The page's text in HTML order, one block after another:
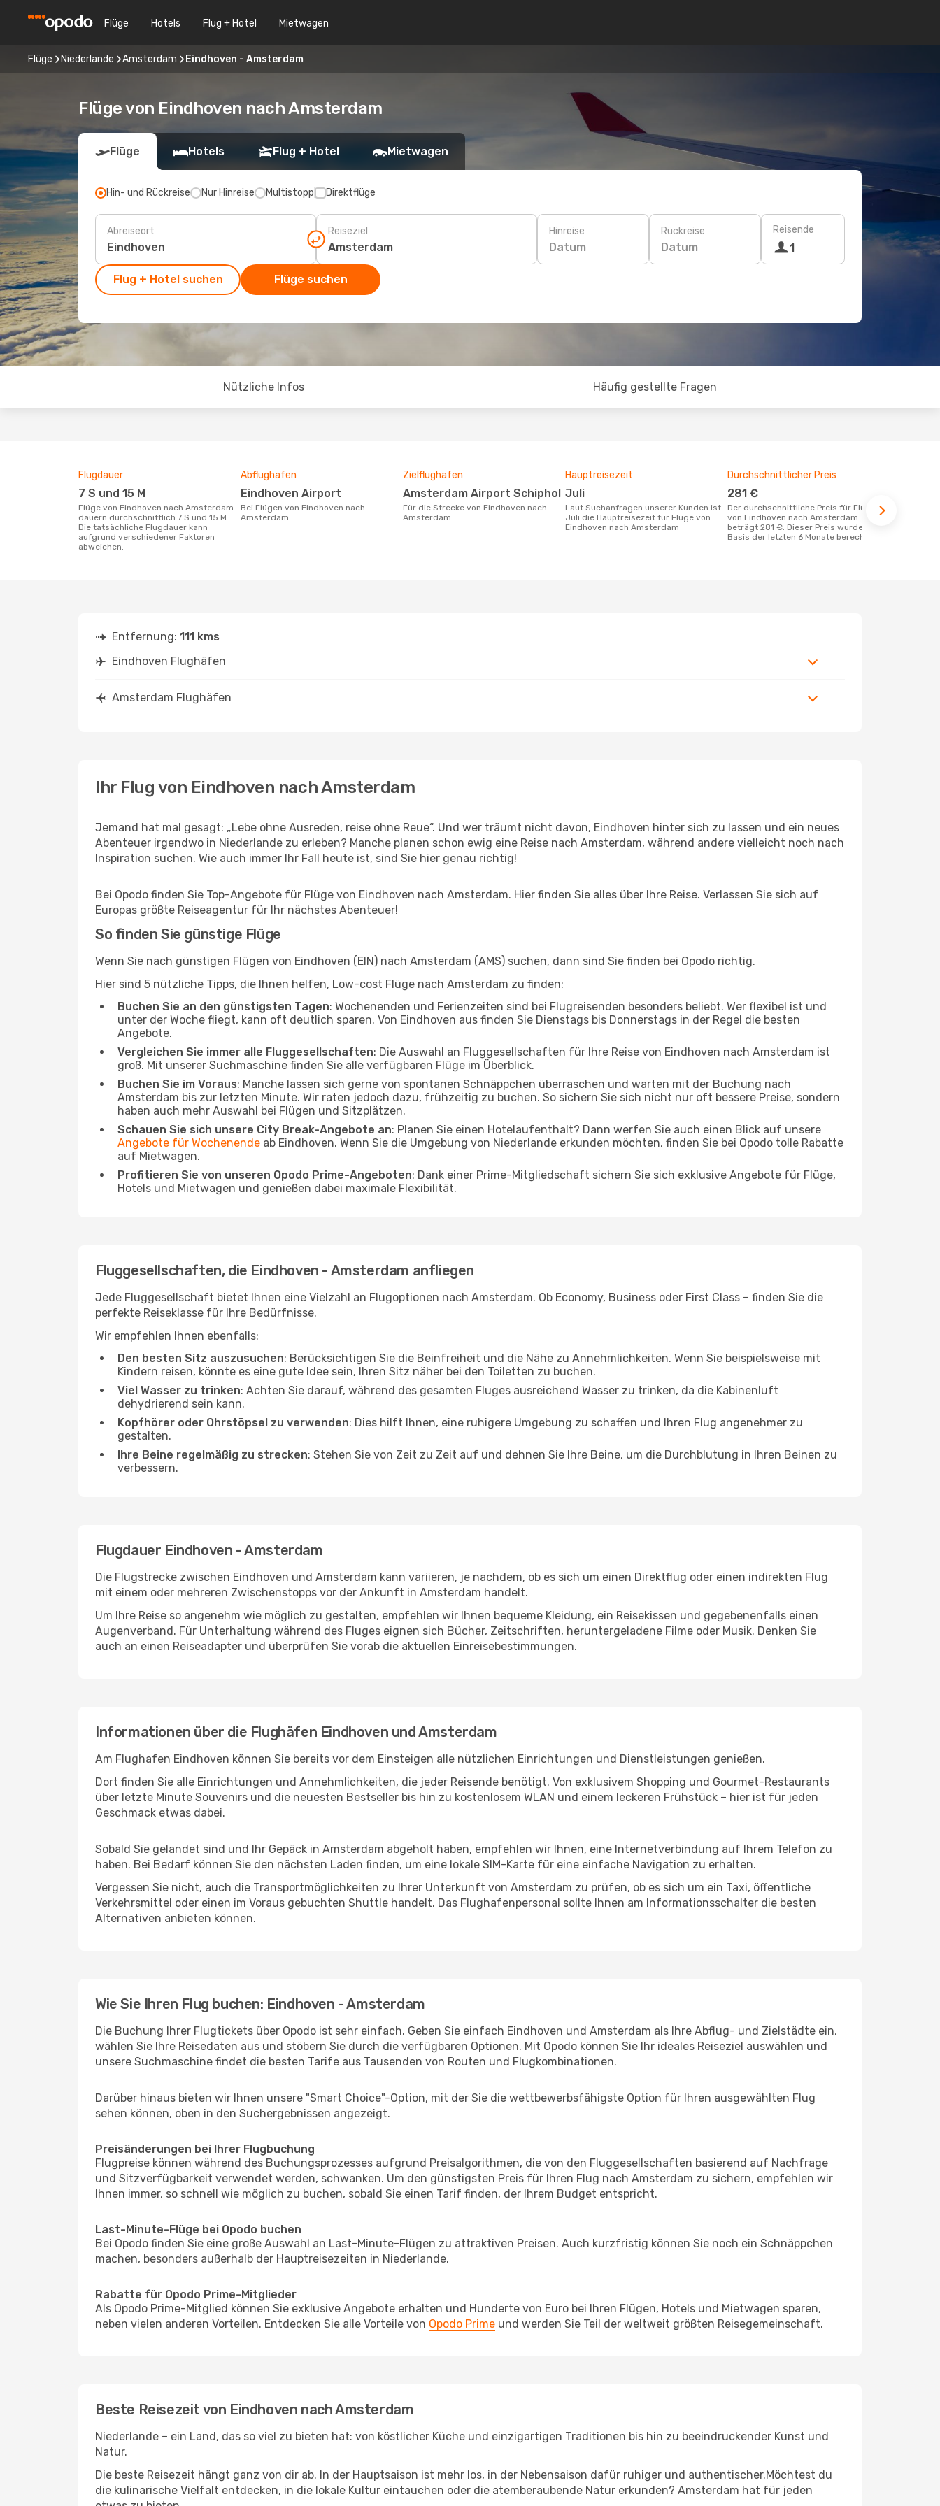
Flüge Hotels Flug + Hotel Mietwagen
Flüge Niederlande Amsterdam Eindhoven - Amsterdam
Flüge von Eindhoven nach Amsterdam
Flüge Hotels Flug + Hotel Mietwagen
Hin- und Rückreise Nur Hinreise Multistopp Direktflüge
Abreiseort Reiseziel Hinreise
Datum
Rückreise
Datum
Reisende
1
Flug + Hotel suchen Flüge suchen
Nützliche Infos Häufig gestellte Fragen
Flugdauer
7 S und 15 M
Flüge von Eindhoven nach Amsterdam
dauern durchschnittlich 7 S und 15 M.
Die tatsächliche Flugdauer kann
aufgrund verschiedener Faktoren
abweichen.
Abflughafen
Eindhoven Airport
Bei Flügen von Eindhoven nach
Amsterdam
Zielflughafen
Amsterdam Airport Schiphol
Für die Strecke von Eindhoven nach
Amsterdam
Hauptreisezeit
Juli
Laut Suchanfragen unserer Kunden ist
Juli die Hauptreisezeit für Flüge von
Eindhoven nach Amsterdam
Durchschnittlicher Preis
281 €
Der durchschnittliche Preis für Flüge
von Eindhoven nach Amsterdam
beträgt 281 €. Dieser Preis wurde auf
Basis der letzten 6 Monate berechnet.
Entfernung: 111 kms
Eindhoven Flughäfen
Amsterdam Flughäfen
Ihr Flug von Eindhoven nach Amsterdam
Jemand hat mal gesagt: „Lebe ohne Ausreden, reise ohne Reue“. Und wer träumt nicht davon, Eindhoven hinter sich zu lassen und ein neues
Abenteuer irgendwo in Niederlande zu erleben? Manche planen schon ewig eine Reise nach Amsterdam, während andere vielleicht noch nach
Inspiration suchen. Wie auch immer Ihr Fall heute ist, sind Sie hier genau richtig!
Bei Opodo finden Sie Top-Angebote für Flüge von Eindhoven nach Amsterdam. Hier finden Sie alles über Ihre Reise. Verlassen Sie sich auf
Europas größte Reiseagentur für Ihr nächstes Abenteuer!
So finden Sie günstige Flüge
Wenn Sie nach günstigen Flügen von Eindhoven (EIN) nach Amsterdam (AMS) suchen, dann sind Sie finden bei Opodo richtig.
Hier sind 5 nützliche Tipps, die Ihnen helfen, Low-cost Flüge nach Amsterdam zu finden:
Buchen Sie an den günstigsten Tagen: Wochenenden und Ferienzeiten sind bei Flugreisenden besonders beliebt. Wer flexibel ist und
unter der Woche fliegt, kann oft deutlich sparen. Von Eindhoven aus finden Sie Dienstags bis Donnerstags in der Regel die besten
Angebote.
Vergleichen Sie immer alle Fluggesellschaften: Die Auswahl an Fluggesellschaften für Ihre Reise von Eindhoven nach Amsterdam ist
groß. Mit unserer Suchmaschine finden Sie alle verfügbaren Flüge im Überblick.
Buchen Sie im Voraus: Manche lassen sich gerne von spontanen Schnäppchen überraschen und warten mit der Buchung nach
Amsterdam bis zur letzten Minute. Wir raten jedoch dazu, frühzeitig zu buchen. So sichern Sie sich nicht nur oft bessere Preise, sondern
haben auch mehr Auswahl bei Flügen und Sitzplätzen.
Schauen Sie sich unsere City Break-Angebote an: Planen Sie einen Hotelaufenthalt? Dann werfen Sie auch einen Blick auf unsere
Angebote für Wochenende ab Eindhoven. Wenn Sie die Umgebung von Niederlande erkunden möchten, finden Sie bei Opodo tolle Rabatte
auf Mietwagen.
Profitieren Sie von unseren Opodo Prime-Angeboten: Dank einer Prime-Mitgliedschaft sichern Sie sich exklusive Angebote für Flüge,
Hotels und Mietwagen und genießen dabei maximale Flexibilität.
Fluggesellschaften, die Eindhoven - Amsterdam anfliegen
Jede Fluggesellschaft bietet Ihnen eine Vielzahl an Flugoptionen nach Amsterdam. Ob Economy, Business oder First Class – finden Sie die
perfekte Reiseklasse für Ihre Bedürfnisse.
Wir empfehlen Ihnen ebenfalls:
Den besten Sitz auszusuchen: Berücksichtigen Sie die Beinfreiheit und die Nähe zu Annehmlichkeiten. Wenn Sie beispielsweise mit
Kindern reisen, könnte es eine gute Idee sein, Ihren Sitz näher bei den Toiletten zu buchen.
Viel Wasser zu trinken: Achten Sie darauf, während des gesamten Fluges ausreichend Wasser zu trinken, da die Kabinenluft
dehydrierend sein kann.
Kopfhörer oder Ohrstöpsel zu verwenden: Dies hilft Ihnen, eine ruhigere Umgebung zu schaffen und Ihren Flug angenehmer zu
gestalten.
Ihre Beine regelmäßig zu strecken: Stehen Sie von Zeit zu Zeit auf und dehnen Sie Ihre Beine, um die Durchblutung in Ihren Beinen zu
verbessern.
Flugdauer Eindhoven - Amsterdam
Die Flugstrecke zwischen Eindhoven und Amsterdam kann variieren, je nachdem, ob es sich um einen Direktflug oder einen indirekten Flug
mit einem oder mehreren Zwischenstopps vor der Ankunft in Amsterdam handelt.
Um Ihre Reise so angenehm wie möglich zu gestalten, empfehlen wir Ihnen bequeme Kleidung, ein Reisekissen und gegebenenfalls einen
Augenverband. Für Unterhaltung während des Fluges eignen sich Bücher, Zeitschriften, heruntergeladene Filme oder Musik. Denken Sie
auch an einen Reiseadapter und überprüfen Sie vorab die aktuellen Einreisebestimmungen.
Informationen über die Flughäfen Eindhoven und Amsterdam
Am Flughafen Eindhoven können Sie bereits vor dem Einsteigen alle nützlichen Einrichtungen und Dienstleistungen genießen.
Dort finden Sie alle Einrichtungen und Annehmlichkeiten, die jeder Reisende benötigt. Von exklusivem Shopping und Gourmet-Restaurants
über letzte Minute Souvenirs und die neuesten Bestseller bis hin zu kostenlosem WLAN und einem leckeren Frühstück – hier ist für jeden
Geschmack etwas dabei.
Sobald Sie gelandet sind und Ihr Gepäck in Amsterdam abgeholt haben, empfehlen wir Ihnen, eine Internetverbindung auf Ihrem Telefon zu
haben. Bei Bedarf können Sie den nächsten Laden finden, um eine lokale SIM-Karte für eine einfache Navigation zu erhalten.
Vergessen Sie nicht, auch die Transportmöglichkeiten zu Ihrer Unterkunft von Amsterdam zu prüfen, ob es sich um ein Taxi, öffentliche
Verkehrsmittel oder einen im Voraus gebuchten Shuttle handelt. Das Flughafenpersonal sollte Ihnen am Informationsschalter die besten
Alternativen anbieten können.
Wie Sie Ihren Flug buchen: Eindhoven - Amsterdam
Die Buchung Ihrer Flugtickets über Opodo ist sehr einfach. Geben Sie einfach Eindhoven und Amsterdam als Ihre Abflug- und Zielstädte ein,
wählen Sie Ihre Reisedaten aus und stöbern Sie durch die verfügbaren Optionen. Mit Opodo können Sie Ihr ideales Reiseziel auswählen und
unsere Suchmaschine findet die besten Tarife aus Tausenden von Routen und Flugkombinationen.
Darüber hinaus bieten wir Ihnen unsere "Smart Choice"-Option, mit der Sie die wettbewerbsfähigste Option für Ihren ausgewählten Flug
sehen können, oben in den Suchergebnissen angezeigt.
Preisänderungen bei Ihrer Flugbuchung
Flugpreise können während des Buchungsprozesses aufgrund Preisalgorithmen, die von den Fluggesellschaften basierend auf Nachfrage
und Sitzverfügbarkeit verwendet werden, schwanken. Um den günstigsten Preis für Ihren Flug nach Amsterdam zu sichern, empfehlen wir
Ihnen immer, so schnell wie möglich zu buchen, sobald Sie einen Tarif finden, der Ihrem Budget entspricht.
Last-Minute-Flüge bei Opodo buchen
Bei Opodo finden Sie eine große Auswahl an Last-Minute-Flügen zu attraktiven Preisen. Auch kurzfristig können Sie noch ein Schnäppchen
machen, besonders außerhalb der Hauptreisezeiten in Niederlande.
Rabatte für Opodo Prime-Mitglieder
Als Opodo Prime-Mitglied können Sie exklusive Angebote erhalten und Hunderte von Euro bei Ihren Flügen, Hotels und Mietwagen sparen,
neben vielen anderen Vorteilen. Entdecken Sie alle Vorteile von Opodo Prime und werden Sie Teil der weltweit größten Reisegemeinschaft.
Beste Reisezeit von Eindhoven nach Amsterdam
Niederlande – ein Land, das so viel zu bieten hat: von köstlicher Küche und einzigartigen Traditionen bis hin zu beeindruckender Kunst und
Natur.
Die beste Reisezeit hängt ganz von dir ab. In der Hauptsaison ist mehr los, in der Nebensaison dafür ruhiger und authentischer.Möchtest du
die kulinarische Vielfalt entdecken, in die lokale Kultur eintauchen oder die atemberaubende Natur erkunden? Amsterdam hat für jeden